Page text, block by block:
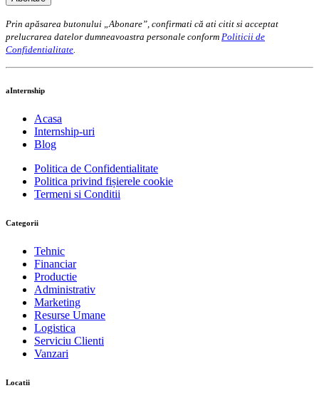
Prin apăsarea butonului „Abonare”, confirmati că ati citit si acceptat
prelucrarea datelor dumneavoastra personale conform Politicii de
Confidentialitate
aInternship
Acasa
Internship-uri
Blog
Politica de Confidentialitate
Politica privind fișierele cookie
Termeni si Conditii
Categorii
Tehnic
Financiar
Productie
Administrativ
Marketing
Resurse Umane
Logistica
Serviciu Clienti
Vanzari
Locatii